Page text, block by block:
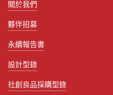
關於我們
夥伴招募
永續報告書
設計型錄
社創良品採購型錄